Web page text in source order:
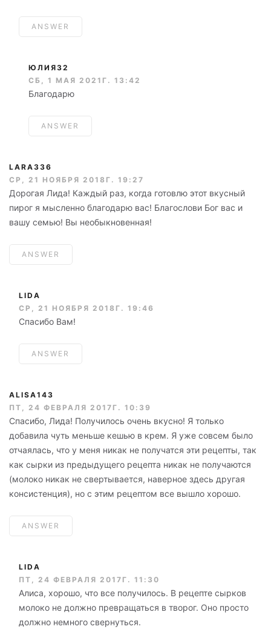
ANSWER
ЮЛИЯ32
СБ, 1 МАЯ 2021Г. 13:42
Благодарю
ANSWER
LARA336
СР, 21 НОЯБРЯ 2018Г. 19:27
Дорогая Лида! Каждый раз, когда готовлю этот вкусный
пирог я мысленно благодарю вас! Благослови Бог вас и
вашу семью! Вы необыкновенная!
ANSWER
LIDA
СР, 21 НОЯБРЯ 2018Г. 19:46
Спасибо Вам!
ANSWER
ALISA143
ПТ, 24 ФЕВРАЛЯ 2017Г. 10:39
Спасибо, Лида! Получилось очень вкусно! Я только
добавила чуть меньше кешью в крем. Я уже совсем было
отчаялась, что у меня никак не получатся эти рецепты, так
как сырки из предыдущего рецепта никак не получаются
(молоко никак не свертывается, наверное здесь другая
консистенция), но с этим рецептом все вышло хорошо.
ANSWER
LIDA
ПТ, 24 ФЕВРАЛЯ 2017Г. 11:30
Алиса, хорошо, что все получилось. В рецепте сырков
молоко не должно превращаться в творог. Оно просто
должно немного свернуться.